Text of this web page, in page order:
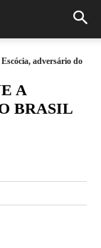
adversário do
A
BRASIL